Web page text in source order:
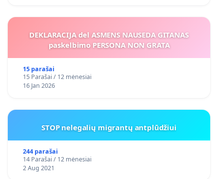
DEKLARACIJA del ASMENS NAUSEDA GITANAS
paskelbimo PERSONA NON GRATA
15 parašai
15 Parašai / 12 mėnesiai
16 Jan 2026
STOP nelegalių migrantų antplūdžiui
244 parašai
14 Parašai / 12 mėnesiai
2 Aug 2021